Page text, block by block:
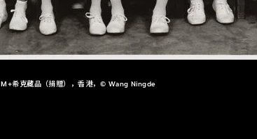
M+希克藏品（捐贈），香港，© Wang Ningde